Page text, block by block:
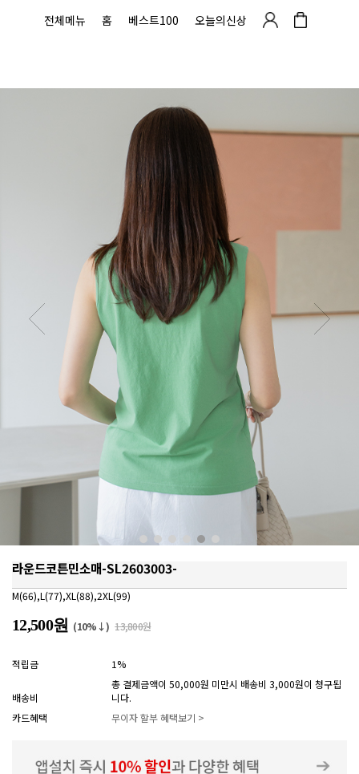
전체메뉴 홈 베스트100 오늘의신상
라운드코튼민소매-SL2603003-
M(66),L(77),XL(88),2XL(99)
12,500원 (10%↓) 13,800원
적립금 1%
배송비
총 결제금액이 50,000원 미만시 배송비 3,000원이 청구됩
니다.
카드혜택
무이자 할부 혜택보기 >